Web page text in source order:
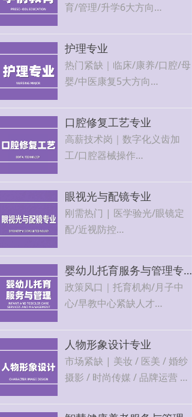
育/管理/升学6大方向
教师资格证
护理专业
热门紧缺｜临床/康养/口腔/母
婴/中医康复5大方向
定、薪资优厚
口腔修复工艺专业
高薪技术岗｜数字化义齿加
工/口腔器械操作
眼视光与配镜专业
刚需热门 | 医学验光/眼镜定
配/近视防控
力保健中心稳定就业，可自主
开店
婴幼儿托育服务与管理专业
政策风口｜托育机构/月子中
心/早教中心紧缺人才
人物形象设计专业
市场紧缺 | 美妆 / 医美 / 婚纱
摄影 / 时尚传媒 / 品牌运营 5